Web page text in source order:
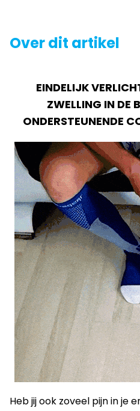
Over dit artikel
EINDELIJK
ZWELLING IN DE
ONDERSTEUNENDE
Heb jij ook zoveel pijn in je